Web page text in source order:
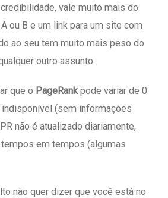
vale muito mais do
ou B e um link para um site com
ao seu tem muito mais peso do
outro assunto.
que o PageRankpode variar de 0
indisponível (sem informações
não é atualizado diariamente,
em tempos (algumas
não quer dizer que você está no